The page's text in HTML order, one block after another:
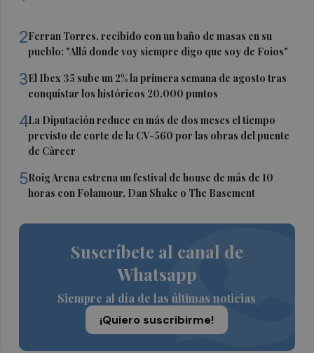
2Ferran Torres, recibido con un baño de masas en su
pueblo: "Allá donde voy siempre digo que soy de Foios"
3El Ibex 35 sube un 2% la primera semana de agosto tras
conquistar los históricos 20.000 puntos
4La Diputación reduce en más de dos meses el tiempo
previsto de corte de la CV-560 por las obras del puente
de Càrcer
5Roig Arena estrena un festival de house de más de 10
horas con Folamour, Dan Shake o The Basement
Suscríbete al canal de
Whatsapp
Siempre al día de las últimas noticias
¡Quiero suscribirme!